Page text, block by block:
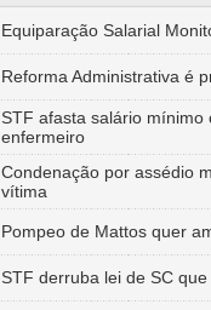
Equiparação Salarial
Reforma Administrativa é
STF afasta salário
enfermeiro
Condenação por assédio
vítima
Pompeo de Mattos quer
STF derruba lei de SC